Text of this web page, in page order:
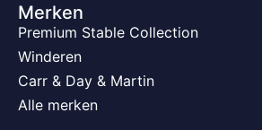
Merken
Premium Stable Collection
Winderen
Carr & Day & Martin
Alle merken